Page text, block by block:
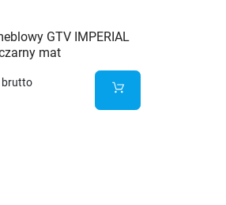
GTV IMPERIAL
mat
brutto